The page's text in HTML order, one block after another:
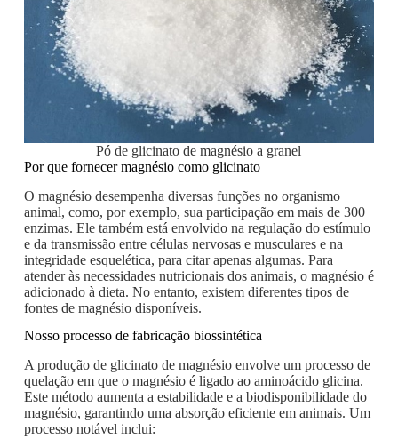
Pó de glicinato de magnésio a granel
Por que fornecer magnésio como glicinato
O magnésio desempenha diversas funções no organismo
animal, como, por exemplo, sua participação em mais de 300
enzimas. Ele também está envolvido na regulação do estímulo
e da transmissão entre células nervosas e musculares e na
integridade esquelética, para citar apenas algumas. Para
atender às necessidades nutricionais dos animais, o magnésio é
adicionado à dieta. No entanto, existem diferentes tipos de
fontes de magnésio disponíveis.
Nosso processo de fabricação biossintética
A produção de glicinato de magnésio envolve um processo de
quelação em que o magnésio é ligado ao aminoácido glicina.
Este método aumenta a estabilidade e a biodisponibilidade do
magnésio, garantindo uma absorção eficiente em animais. Um
processo notável inclui: